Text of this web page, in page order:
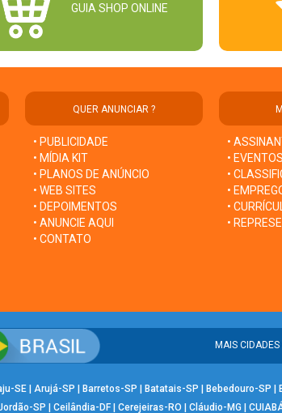
GUIA SHOP ONLINE
QUER ANUNCIAR ?
• PUBLICIDADE
• MÍDIA KIT
• PLANOS DE ANÚNCIO
• WEB SITES
• DEPOIMENTOS
• ANUNCIE AQUI
• CONTATO
•
•
•
•
•
•
MAIS
SE | Arujá-SP | Barretos-SP | Batatais-SP | Bebedouro-SP |
SP | Ceilândia-DF | Cerejeiras-RO | Cláudio-MG |